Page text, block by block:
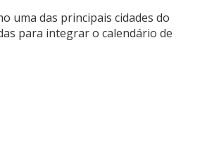
uma das principais cidades do
para integrar o calendário de